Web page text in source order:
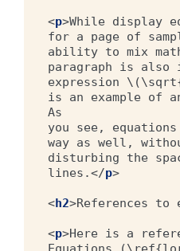
<p>While display
for a page of
ability to mix
paragraph is also
expression
is an example of
As
you see,
way as well,
disturbing the
lines.</p>
<h2>References to
<p>Here is a